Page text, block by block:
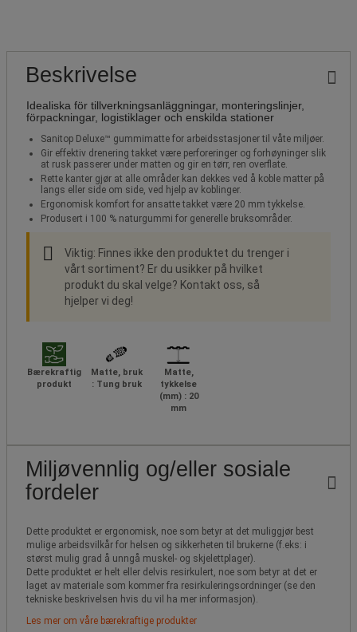
Beskrivelse
Idealiska för tillverkningsanläggningar, monteringslinjer,
förpackningar, logistiklager och enskilda stationer
Sanitop Deluxe™ gummimatte for arbeidsstasjoner til våte miljøer.
Gir effektiv drenering takket være perforeringer og forhøyninger slik
at rusk passerer under matten og gir en tørr, ren overflate.
Rette kanter gjør at alle områder kan dekkes ved å koble matter på
langs eller side om side, ved hjelp av koblinger.
Ergonomisk komfort for ansatte takket være 20 mm tykkelse.
Produsert i 100 % naturgummi for generelle bruksområder.
Viktig: Finnes ikke den produktet du trenger i
vårt sortiment? Er du usikker på hvilket
produkt du skal velge? Kontakt oss, så
hjelper vi deg!
Bærekraftig
produkt
Matte, bruk
: Tung bruk
Matte,
tykkelse
(mm) : 20
mm
Miljøvennlig og/eller sosiale
fordeler
Dette produktet er ergonomisk, noe som betyr at det muliggjør best
mulige arbeidsvilkår for helsen og sikkerheten til brukerne (f.eks: i
størst mulig grad å unngå muskel- og skjelettplager).
Dette produktet er helt eller delvis resirkulert, noe som betyr at det er
laget av materiale som kommer fra resirkuleringsordninger (se den
tekniske beskrivelsen hvis du vil ha mer informasjon).
Les mer om våre bærekraftige produkter